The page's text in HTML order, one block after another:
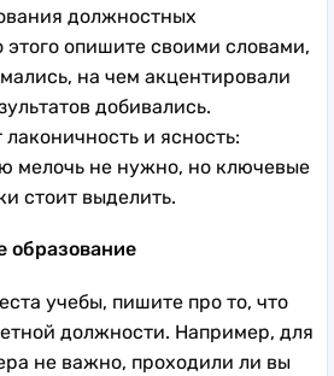
должностных
опишите своими словами,
на чем акцентировали
добивались.
и ясность:
мелочь не нужно, но ключевые
стоит выделить.
образование
учебы, пишите про то, что
должности. Например, для
не важно, проходили ли вы